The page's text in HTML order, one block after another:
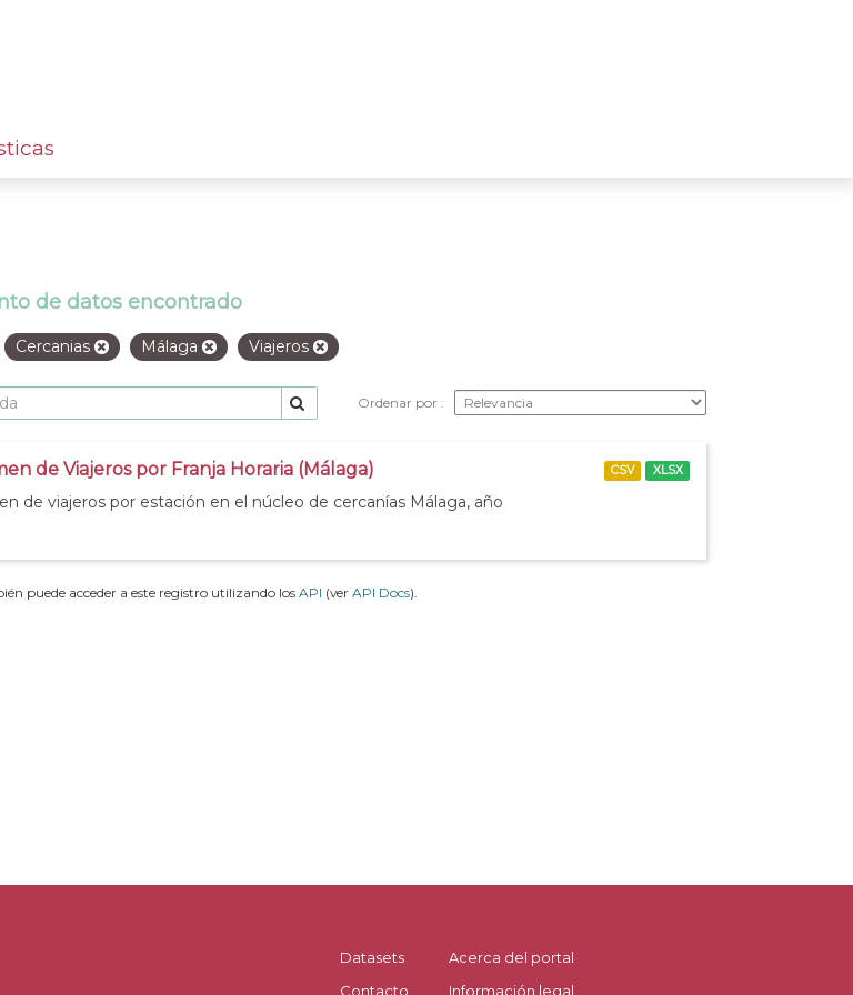
de datos encontrado
Cercanias Málaga Viajeros
Ordenar por
de Viajeros por Franja Horaria (Málaga)
de viajeros por estación en el núcleo de cercanías Málaga, año
CSV XLSX
puede acceder a este registro utilizando losAPI (ver API Docs).
Datasets
Contacto
Acerca del portal
Información legal